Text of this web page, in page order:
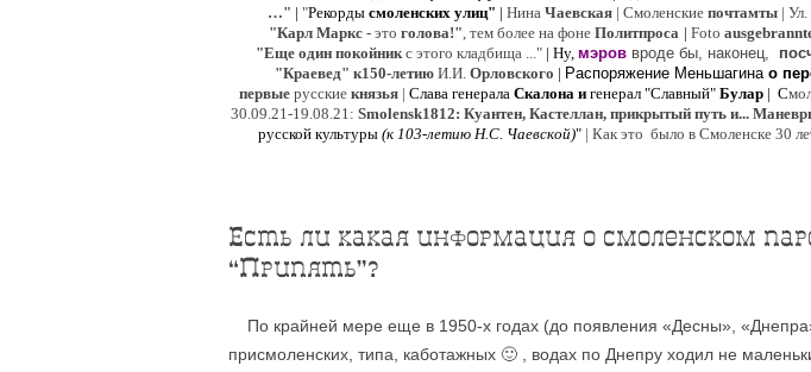
…" | "Рекорды смоленских улиц" | Нина Чаевская | Смоленские почтамты | Ул.
"Карл Маркс - это голова!", тем более на фоне Политпроса | Foto
"Еще один покойникс этого кладбища ..." | Ну, мэров вроде бы, наконец,
"Краевед" к150-летию И.И. Орловского | Распоряжение Меньшагина о
первые русские князья | Слава генерала Скалона и генерал "Славный" Булар | С
30.09.21-19.08.21: Smolensk1812: Куантен, Кастеллан, прикрытый путь и...
русской культуры (к 103-летию Н.С. Чаевской)" | Как это было в Смоленске 30
Есть ли какая информация о смоленском
“Припять”?
По крайней мере еще в 1950-х годах (до появления «Десны»,
присмоленских, типа, каботажных 🙂 , водах по Днепру ходил не